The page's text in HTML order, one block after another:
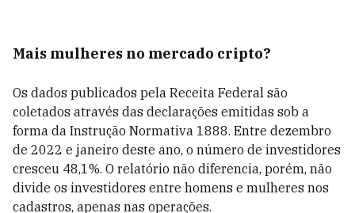
Mais mulheres no mercado cripto?
Os dados publicados pela Receita Federal são
coletados através das declarações emitidas sob a
forma da Instrução Normativa 1888. Entre dezembro
de 2022 e janeiro deste ano, o número de investidores
cresceu 48,1%. O relatório não diferencia, porém, não
divide os investidores entre homens e mulheres nos
cadastros, apenas nas operações.